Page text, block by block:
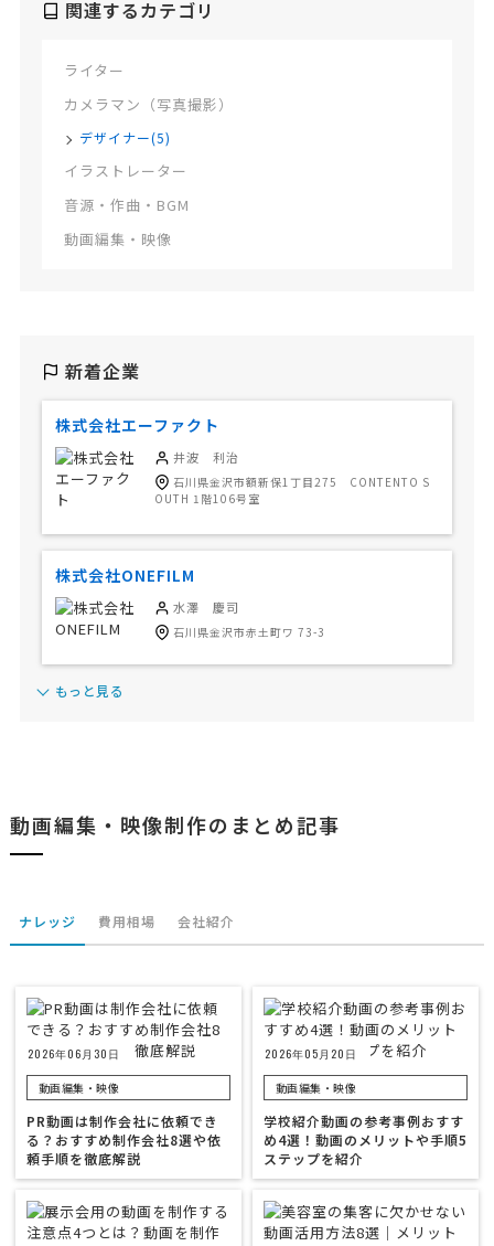
関連するカテゴリ
ライター
カメラマン（写真撮影）
デザイナー(5)
イラストレーター
音源・作曲・BGM
動画編集・映像
新着企業
株式会社エーファクト
井波 利治
石川県金沢市額新保1丁目275 CONTENTO S
OUTH 1階106号室
株式会社ONEFILM
水澤 慶司
石川県金沢市赤土町ワ 73-3
もっと見る
動画編集・映像制作のまとめ記事
ナレッジ 費用相場 会社紹介
2026年06月30日
動画編集・映像
PR動画は制作会社に依頼でき
る？おすすめ制作会社8選や依
頼手順を徹底解説
2026年05月20日
動画編集・映像
学校紹介動画の参考事例おすす
め4選！動画のメリットや手順5
ステップを紹介